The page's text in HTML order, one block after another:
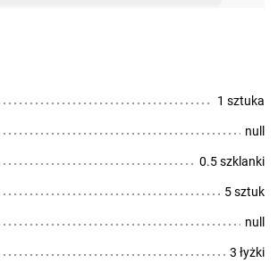
1 sztuka
null
0.5 szklanki
5 sztuk
null
3 łyżki